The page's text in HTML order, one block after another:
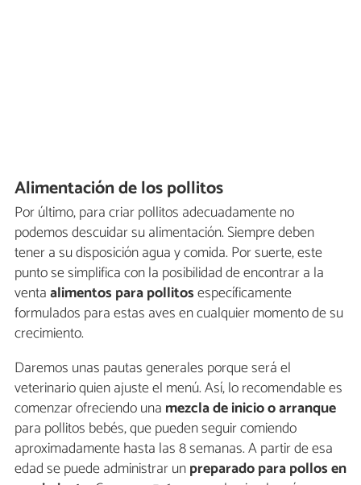
Alimentación de los pollitos
Por último, para criar pollitos adecuadamente no
podemos descuidar su alimentación. Siempre deben
tener a su disposición agua y comida. Por suerte, este
punto se simplifica con la posibilidad de encontrar a la
ventaalimentos para pollitosespecíficamente
formulados para estas aves en cualquier momento de su
crecimiento.
Daremos unas pautas generales porque será el
veterinario quien ajuste el menú. Así, lo recomendable es
comenzar ofreciendo una mezcla de inicio o arranque
para pollitos bebés, que pueden seguir comiendo
aproximadamente hasta las 8 semanas. A partir de esa
edad se puede administrar unpreparado para pollos en